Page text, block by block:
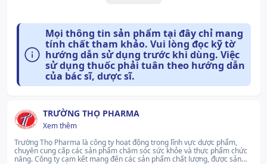
đến liều 4 viên/ngày. Đối với bệnh nhân bị rối loạn
chức năng thận giai đoạn cuối hoặc rối loạn chức
năng gan nặng, liều tối đa là 2 viên/ngày.
Tác dụng phụ có thể gặp:
Hay gặp: Cảm giác lạnh hoặc tê ở các chi, mệt mỏi,
nôn, táo bón.
Ít gặp: Yếu cơ và có cứng, nhịp chậm, rối loạn kích
thích nhĩ – thất, suy tim nặng hơn, hạ huyết áp thể
Mọi thông tin sản phẩm tại đây chỉ mang
tính chất tham khảo. Vui lòng đọc kỹ tờ
hướng dẫn sử dụng trước khi dùng. Việc
sử dụng thuốc phải tuân theo hướng dẫn
của bác sĩ, dược sĩ.
TRƯỜNG THỌ PHARMA
Xem thêm
Trường Thọ Pharma là công ty hoạt động trong lĩnh vực dược phẩm,
chuyên cung cấp các sản phẩm chăm sóc sức khỏe và thực phẩm chức
năng. Công ty cam kết mang đến các sản phẩm chất lượng, được sản